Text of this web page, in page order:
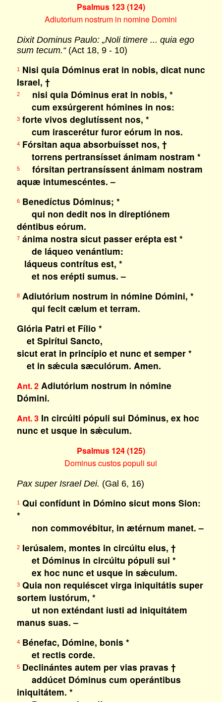
Psalmus 123 (124)
Adiutorium nostrum in nomine Domini
Dixit Dominus Paulo: „Noli timere ... quia ego
sum tecum.“(Act 18, 9 - 10)
1Nisi quia Dóminus erat in nobis, dicat nunc
Israel, †
2nisi quia Dóminus erat in nobis, *
cum exsúrgerent hómines in nos:
3forte vivos deglutíssent nos, *
cum irascerétur furor eórum in nos.
4Fórsitan aqua absorbuísset nos, †
torrens pertransísset ánimam nostram *
5fórsitan pertransíssent ánimam nostram
aquæ intumescéntes. –
6Benedíctus Dóminus; *
qui non dedit nos in direptiónem
déntibus eórum.
7ánima nostra sicut passer erépta est *
de láqueo venántium:
láqueus contrítus est, *
et nos erépti sumus. –
8Adiutórium nostrum in nómine Dómini, *
qui fecit cælum et terram.
Glória Patri et Fílio *
et Spirítui Sancto,
sicut erat in princípio et nunc et semper *
et in sǽcula sæculórum. Amen.
Ant. 2Adiutórium nostrum in nómine
Dómini.
Ant. 3In circúiti pópuli sui Dóminus, ex hoc
nunc et usque in sǽculum.
Psalmus 124 (125)
Dominus custos populi sui
Pax super Israel Dei. (Gal 6, 16)
1Qui confídunt in Dómino sicut mons Sion:
*
non commovébitur, in ætérnum manet. –
2Ierúsalem, montes in circúitu eius, †
et Dóminus in circúitu pópuli sui *
ex hoc nunc et usque in sǽculum.
3Quia non requiéscet virga iniquitátis super
sortem iustórum, *
ut non exténdant iusti ad iniquitátem
manus suas. –
4Bénefac, Dómine, bonis *
et rectis corde.
5Declinántes autem per vias pravas †
addúcet Dóminus cum operántibus
iniquitátem. *